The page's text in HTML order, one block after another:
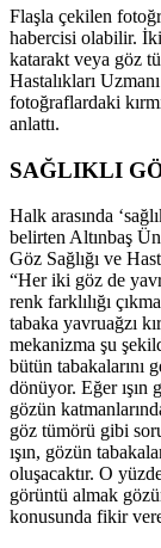
Flaşla çekilen
habercisi olabilir. İki
katarakt veya göz
Hastalıkları
fotoğraflardaki
anlattı.
SAĞLIKLI
Halk arasında
belirten Altınbaş
Göz Sağlığı ve
“Her iki göz de
renk farklılığı
tabaka yavruağzı
mekanizma şu
bütün tabakalarını
dönüyor. Eğer ışın
gözün
göz tümörü gibi
ışın, gözün
oluşacaktır. O
görüntü almak
konusunda fikir